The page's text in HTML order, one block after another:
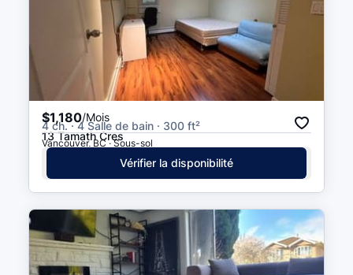
$1,180/Mois
4 ch. · 4 Salle de bain · 300 ft²
13 Tamath Cres
Vancouver, BC · Sous-sol
Vérifier la disponibilité